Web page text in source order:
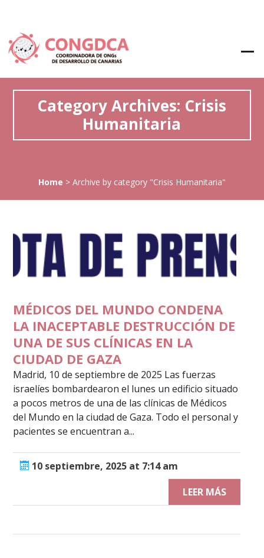
Category Archives: Crisis
Humanitaria
Home > Archive by category "Crisis Humanitaria"
MÉDICOS DEL MUNDO CONDENA
LA INACEPTABLE DESTRUCCIÓN DE
UNA DE SUS CLÍNICAS EN LA
CIUDAD DE GAZA
Madrid, 10 de septiembre de 2025 Las fuerzas
israelíes bombardearon el lunes un edificio situado
a pocos metros de una de las clínicas de Médicos
del Mundo en la ciudad de Gaza. Todo el personal y
pacientes se encuentran a...
10 septiembre, 2025 at 7:14 am
LEER MÁS